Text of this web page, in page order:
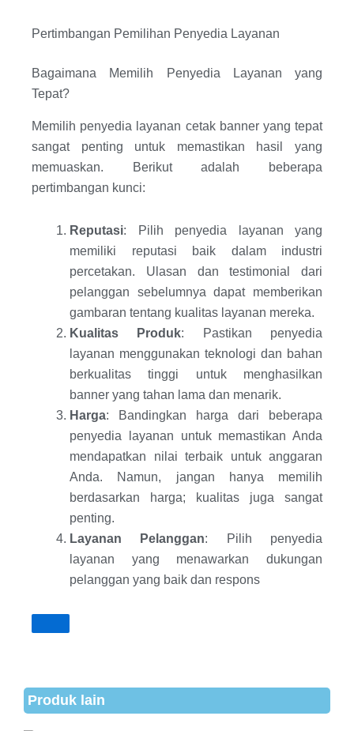
Pertimbangan Pemilihan Penyedia Layanan
Bagaimana Memilih Penyedia Layanan yang
Tepat?
Memilih penyedia layanan cetak banner yang tepat
sangat penting untuk memastikan hasil yang
memuaskan. Berikut adalah beberapa
pertimbangan kunci:
Reputasi: Pilih penyedia layanan yang
memiliki reputasi baik dalam industri
percetakan. Ulasan dan testimonial dari
pelanggan sebelumnya dapat memberikan
gambaran tentang kualitas layanan mereka.
Kualitas Produk: Pastikan penyedia
layanan menggunakan teknologi dan bahan
berkualitas tinggi untuk menghasilkan
banner yang tahan lama dan menarik.
Harga: Bandingkan harga dari beberapa
penyedia layanan untuk memastikan Anda
mendapatkan nilai terbaik untuk anggaran
Anda. Namun, jangan hanya memilih
berdasarkan harga; kualitas juga sangat
penting.
Layanan Pelanggan: Pilih penyedia
layanan yang menawarkan dukungan
pelanggan yang baik dan respons
Produk lain